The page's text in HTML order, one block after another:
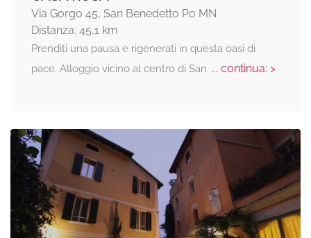
Via Gorgo 45, San Benedetto Po MN
Distanza: 45,1 km
Prenditi una pausa e rigenerati in questa oasi di
pace. Alloggio vicino al centro di San ... continua: >